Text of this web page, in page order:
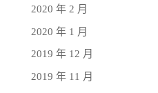
2020 年 2 月
2020 年 1 月
2019 年 12 月
2019 年 11 月